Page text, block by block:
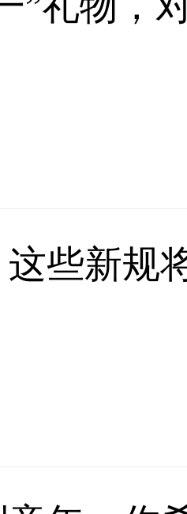
些新规